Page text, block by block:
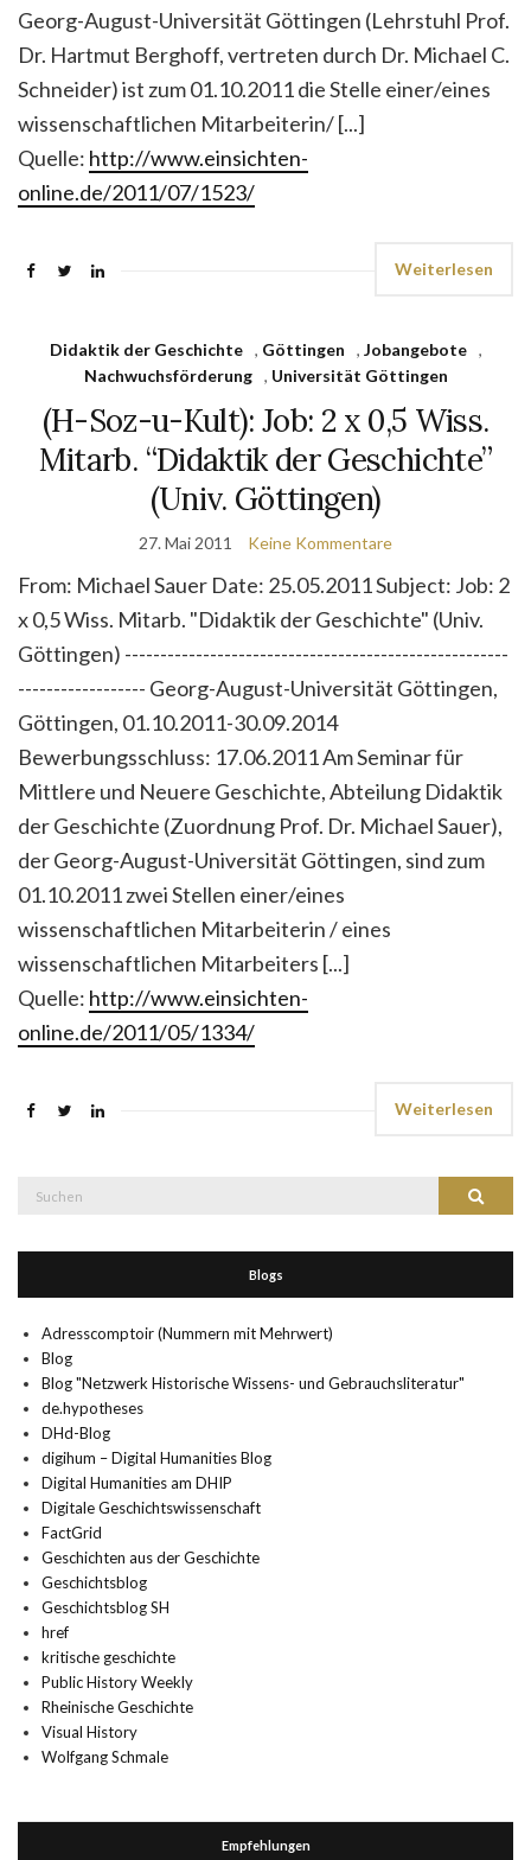
Georg-August-Universität Göttingen (Lehrstuhl Prof.
Dr. Hartmut Berghoff, vertreten durch Dr. Michael C.
Schneider) ist zum 01.10.2011 die Stelle einer/eines
wissenschaftlichen Mitarbeiterin/ [...]
Quelle: http://www.einsichten-
online.de/2011/07/1523/
Weiterlesen
Didaktik der Geschichte , Göttingen , Jobangebote
,
Nachwuchsförderung
, Universität Göttingen
(H-Soz-u-Kult): Job: 2 x 0,5 Wiss.
Mitarb. “Didaktik der Geschichte”
(Univ. Göttingen)
27. Mai 2011 Keine Kommentare
From: Michael Sauer Date: 25.05.2011 Subject: Job: 2
x 0,5 Wiss. Mitarb. "Didaktik der Geschichte" (Univ.
Göttingen) ------------------------------------------------------
------------------ Georg-August-Universität Göttingen,
Göttingen, 01.10.2011-30.09.2014
Bewerbungsschluss: 17.06.2011 Am Seminar für
Mittlere und Neuere Geschichte, Abteilung Didaktik
der Geschichte (Zuordnung Prof. Dr. Michael Sauer),
der Georg-August-Universität Göttingen, sind zum
01.10.2011 zwei Stellen einer/eines
wissenschaftlichen Mitarbeiterin / eines
wissenschaftlichen Mitarbeiters [...]
Quelle: http://www.einsichten-
online.de/2011/05/1334/
Weiterlesen
Suchen
Blogs
Adresscomptoir (Nummern mit Mehrwert)
Blog
Blog "Netzwerk Historische Wissens- und Gebrauchsliteratur"
de.hypotheses
DHd-Blog
digihum – Digital Humanities Blog
Digital Humanities am DHIP
Digitale Geschichtswissenschaft
FactGrid
Geschichten aus der Geschichte
Geschichtsblog
Geschichtsblog SH
href
kritische geschichte
Public History Weekly
Rheinische Geschichte
Visual History
Wolfgang Schmale
Empfehlungen